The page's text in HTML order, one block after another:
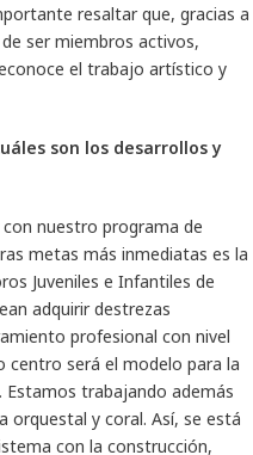
resaltar que, gracias a
ser miembros activos,
el trabajo artístico y
son los desarrollos y
nuestro programa de
metas más inmediatas es la
Juveniles e Infantiles de
adquirir destrezas
profesional con nivel
centro será el modelo para la
trabajando además
orquestal y coral. Así, se está
con la construcción,